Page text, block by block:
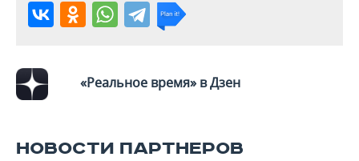
«Реальное время» в Дзен
НОВОСТИ ПАРТНЕРОВ